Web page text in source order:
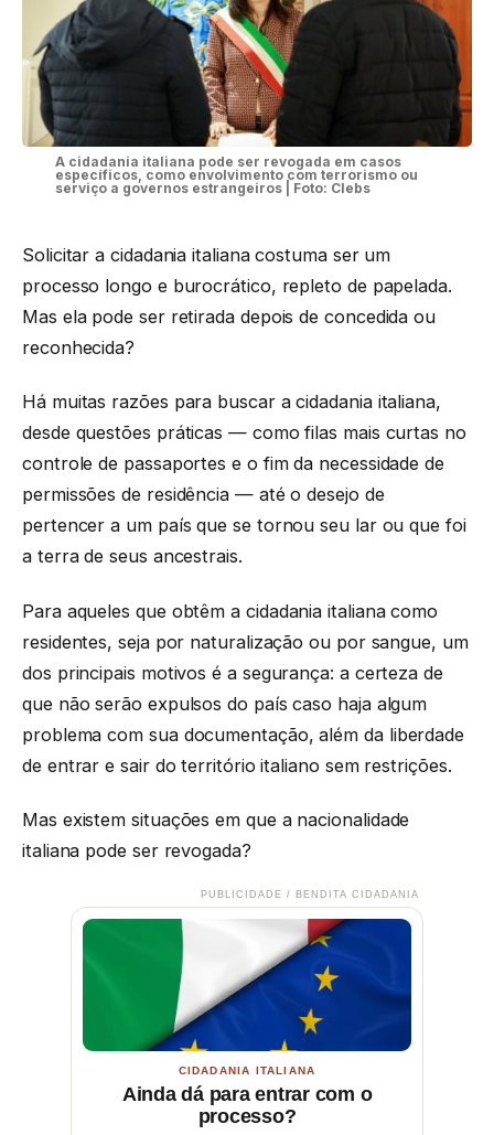
A cidadania italiana pode ser revogada em casos
específicos, como envolvimento com terrorismo ou
serviço a governos estrangeiros | Foto: Clebs
Solicitar a cidadania italiana costuma ser um
processo longo e burocrático, repleto de papelada.
Mas ela pode ser retirada depois de concedida ou
reconhecida?
Há muitas razões para buscar a cidadania italiana,
desde questões práticas — como filas mais curtas no
controle de passaportes e o fim da necessidade de
permissões de residência — até o desejo de
pertencer a um país que se tornou seu lar ou que foi
a terra de seus ancestrais.
Para aqueles que obtêm a cidadania italiana como
residentes, seja por naturalização ou por sangue, um
dos principais motivos é a segurança: a certeza de
que não serão expulsos do país caso haja algum
problema com sua documentação, além da liberdade
de entrar e sair do território italiano sem restrições.
Mas existem situações em que a nacionalidade
italiana pode ser revogada?
PUBLICIDADE / BENDITA CIDADANIA
CIDADANIA ITALIANA
Ainda dá para entrar com o
processo?